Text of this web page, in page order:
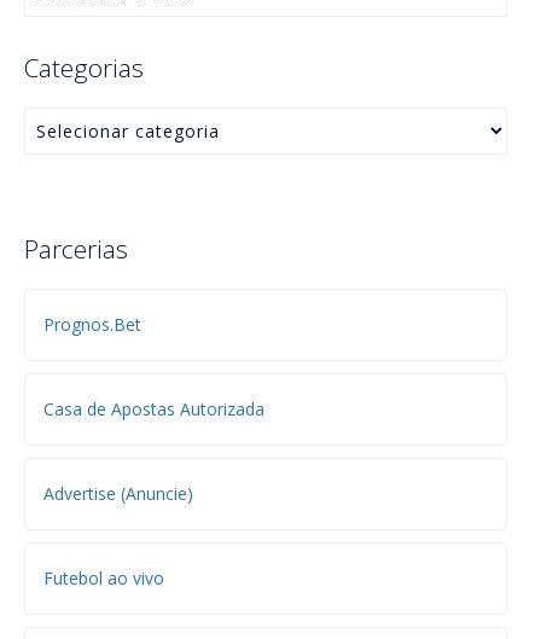
Categorias
Parcerias
Prognos.Bet
Casa de Apostas Autorizada
Advertise (Anuncie)
Futebol ao vivo